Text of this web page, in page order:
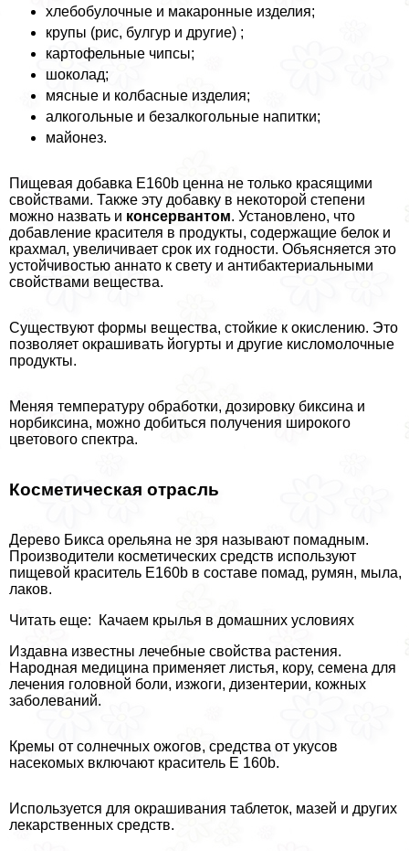
хлебобулочные и макаронные изделия;
крупы (рис, булгур и другие) ;
картофельные чипсы;
шоколад;
мясные и колбасные изделия;
алкогольные и безалкогольные напитки;
майонез.
Пищевая добавка E160b ценна не только красящими
свойствами. Также эту добавку в некоторой степени
можно назвать и консервантом. Установлено, что
добавление красителя в продукты, содержащие белок и
крахмал, увеличивает срок их годности. Объясняется это
устойчивостью аннато к свету и антибактериальными
свойствами вещества.
Существуют формы вещества, стойкие к окислению. Это
позволяет окрашивать йогурты и другие кисломолочные
продукты.
Меняя температуру обработки, дозировку биксина и
норбиксина, можно добиться получения широкого
цветового спектра.
Косметическая отрасль
Дерево Бикса орельяна не зря называют помадным.
Производители косметических средств используют
пищевой краситель E160b в составе помад, румян, мыла,
лаков.
Читать еще: Качаем крылья в домашних условиях
Издавна известны лечебные свойства растения.
Народная медицина применяет листья, кору, семена для
лечения головной боли, изжоги, дизентерии, кожных
заболеваний.
Кремы от солнечных ожогов, средства от укусов
насекомых включают краситель Е 160b.
Используется для окрашивания таблеток, мазей и других
лекарственных средств.